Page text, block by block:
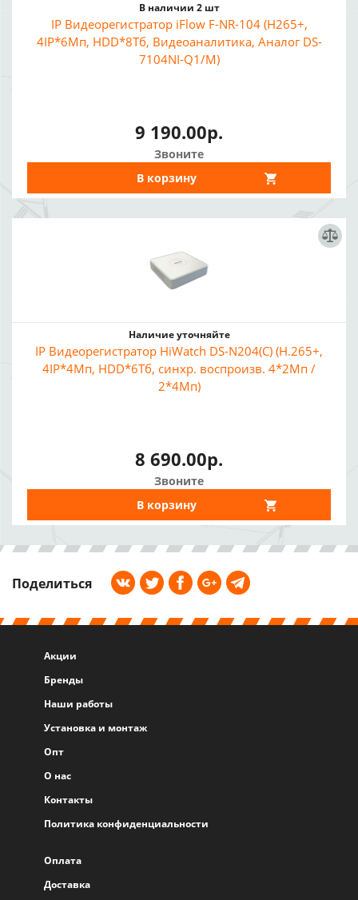
В наличии 2 шт
IP Видеорегистратор iFlow F-NR-104 (H265+,
4IP*6Мп, HDD*8Тб, Видеоаналитика, Аналог DS-
7104NI-Q1/M)
9 190.00р.
Звоните
В корзину
Наличие уточняйте
IP Видеорегистратор HiWatch DS-N204(C) (H.265+,
4IP*4Мп, HDD*6Тб, синхр. воспроизв. 4*2Мп /
2*4Мп)
8 690.00р.
Звоните
В корзину
Поделиться
Акции
Бренды
Наши работы
Установка и монтаж
Опт
О нас
Контакты
Политика конфиденциальности
Оплата
Доставка